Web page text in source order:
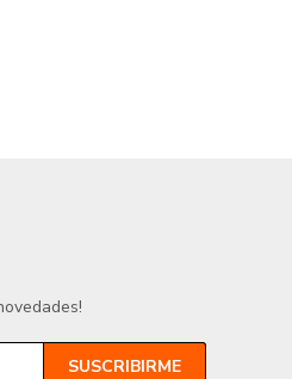
SUSCRIBIRME